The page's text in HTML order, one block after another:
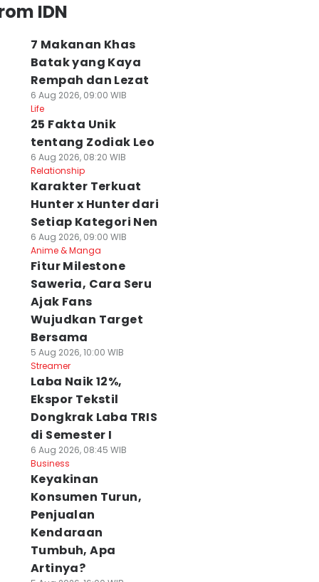
IDN
7 Makanan Khas
Batak yang Kaya
Rempah dan Lezat
6 Aug 2026, 09:00 WIB
Life
25 Fakta Unik
tentang Zodiak Leo
6 Aug 2026, 08:20 WIB
Relationship
Karakter Terkuat
Hunter x Hunter dari
Setiap Kategori Nen
6 Aug 2026, 09:00 WIB
Anime & Manga
Fitur Milestone
Saweria, Cara Seru
Ajak Fans
Wujudkan Target
Bersama
5 Aug 2026, 10:00 WIB
Streamer
Laba Naik 12%,
Ekspor Tekstil
Dongkrak Laba TRIS
di Semester I
6 Aug 2026, 08:45 WIB
Business
Keyakinan
Konsumen Turun,
Penjualan
Kendaraan
Tumbuh, Apa
Artinya?